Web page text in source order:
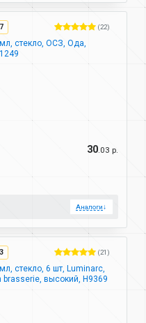
(22)
стекло, ОСЗ, Ода,
30.03 р.
Аналоги↓
(21)
стекло, 6 шт, Luminarc,
brasserie, высокий, H9369